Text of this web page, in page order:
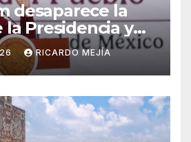
desaparece la
la Presidencia y
Unidad de
RICARDO MEJÍA